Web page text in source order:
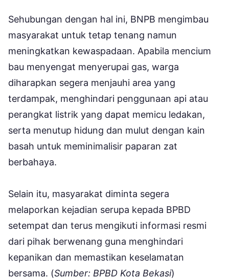
Sehubungan dengan hal ini, BNPB mengimbau
masyarakat untuk tetap tenang namun
meningkatkan kewaspadaan. Apabila mencium
bau menyengat menyerupai gas, warga
diharapkan segera menjauhi area yang
terdampak, menghindari penggunaan api atau
perangkat listrik yang dapat memicu ledakan,
serta menutup hidung dan mulut dengan kain
basah untuk meminimalisir paparan zat
berbahaya.
Selain itu, masyarakat diminta segera
melaporkan kejadian serupa kepada BPBD
setempat dan terus mengikuti informasi resmi
dari pihak berwenang guna menghindari
kepanikan dan memastikan keselamatan
bersama. (Sumber: BPBD Kota Bekasi)